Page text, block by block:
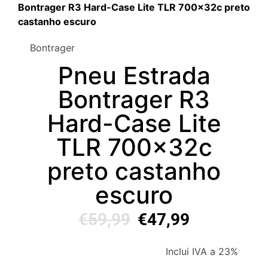
Bontrager R3 Hard-Case Lite TLR 700x32c preto
castanho escuro
Bontrager
Pneu Estrada
Bontrager R3
Hard-Case Lite
TLR 700x32c
preto castanho
escuro
€59,99 €47,99
Inclui IVA a 23%